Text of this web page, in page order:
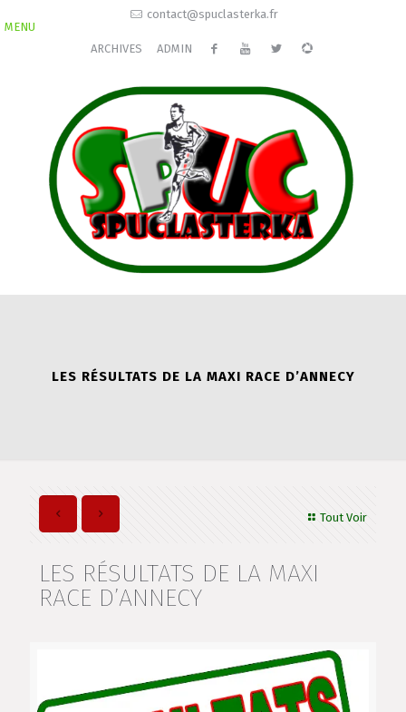
contact@spuclasterka.fr
ARCHIVES ADMIN
MENU
LES RÉSULTATS DE LA MAXI RACE D’ANNECY
Tout Voir
LES RÉSULTATS DE LA MAXI
RACE D’ANNECY